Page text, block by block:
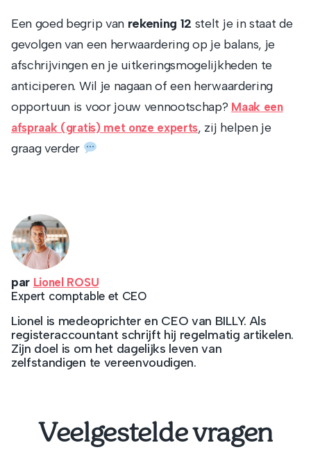
Een goed begrip van rekening 12 stelt je in staat de
gevolgen van een herwaardering op je balans, je
afschrijvingen en je uitkeringsmogelijkheden te
anticiperen. Wil je nagaan of een herwaardering
opportuun is voor jouw vennootschap? Maak een
afspraak (gratis) met onze experts, zij helpen je
graag verder
par Lionel ROSU
Expert comptable et CEO
Lionel is medeoprichter en CEO van BILLY. Als
registeraccountant schrijft hij regelmatig artikelen.
Zijn doel is om het dagelijks leven van
zelfstandigen te vereenvoudigen.
Veelgestelde vragen